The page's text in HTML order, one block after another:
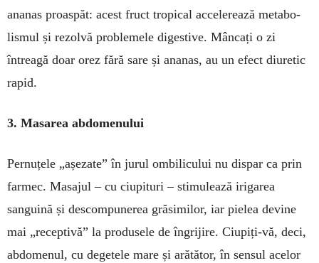
ananas proas­păt: acest fruct tropical ac­celerează metabo­
lismul și rezolvă proble­mele digestive. Mâncați o zi
întreagă doar orez fără sare și ananas, au un efect diu­retic
ra­pid.
3. Masarea abdomenului
Pernuțele „așezate” în jurul ombilicului nu dispar ca prin
farmec. Masajul – cu ciupituri – stimu­lează irigarea
sanguină și descompunerea grăsimilor, iar pielea devine
mai „receptivă” la produsele de îngrijire. Ciupiți-vă, deci,
abdomenul, cu degetele mare și ară­tător, în sensul acelor